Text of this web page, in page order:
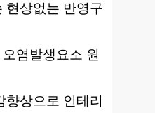
현상없는 반영구
염발생요소 원
상으로 인테리